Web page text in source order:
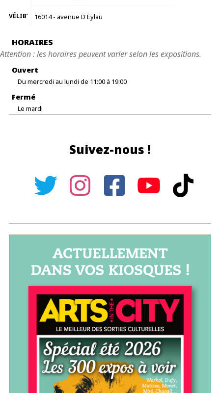
VÉLIB’ 16014 - avenue D Eylau
HORAIRES
Attention : les horaires peuvent varier selon les expositions.
Ouvert
Du mercredi au lundi de 11:00 à 19:00
Fermé
Le mardi
Suivez-nous !